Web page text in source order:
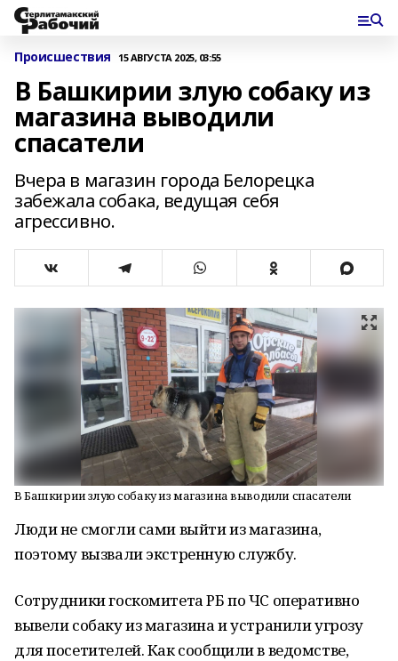
Происшествия 15 АВГУСТА 2025, 03:55
В Башкирии злую собаку из
магазина выводили
спасатели
Вчера в магазин города Белорецка
забежала собака, ведущая себя
агрессивно.
В Башкирии злую собаку из магазина выводили спасатели
Люди не смогли сами выйти из магазина,
поэтому вызвали экстренную службу.
Сотрудники госкомитета РБ по ЧС оперативно
вывели собаку из магазина и устранили угрозу
для посетителей. Как сообщили в ведомстве,